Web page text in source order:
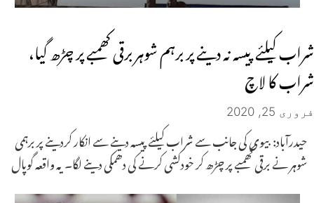
شراب کیلئے پیسہ نہ دینے پر برہم شوہر برقی کھمبے پر چڑھ گیا،
شراب کا لاچ
فروری 25, 2020
حیدرآباد: بیوی کی جانب سے شراب کیلئے پیسہ دینے سے انکار کردینے پر برہمی
شوہر نے برقی کھمبے پر چڑھ کر خودکشی کرنے کی دھمکی دینے لگا۔ یہ واقعہ گوپال